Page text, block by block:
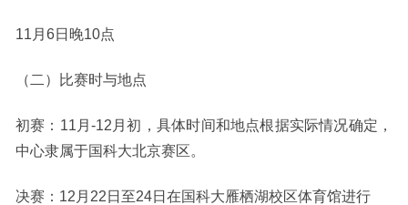
11 月 6日晚10点
（二）比赛时与地点
初赛： 11 月-12 月初，具体时间和地点根据实际情况确定，
中心隶属于国科大北京赛区。
决赛： 12 月 22 日至24日在国科大雁栖湖校区体育馆进行